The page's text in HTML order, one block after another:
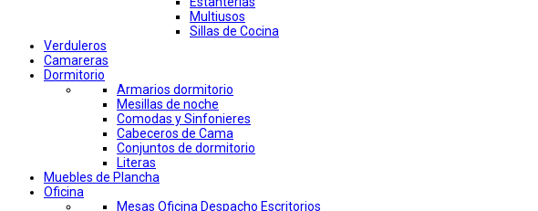
Multiusos
Sillas de Cocina
Verduleros
Camareras
Dormitorio
Armarios dormitorio
Mesillas de noche
Comodas y Sinfonieres
Cabeceros de Cama
Conjuntos de dormitorio
Literas
Muebles de Plancha
Oficina
Mesas Oficina Despacho Escritorios